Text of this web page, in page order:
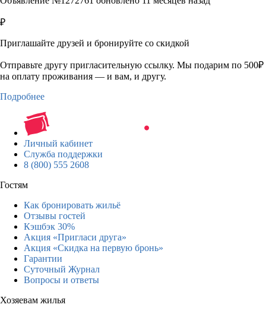
₽
Приглашайте друзей и бронируйте со скидкой
Отправьте другу пригласительную ссылку. Мы подарим по 500₽
на оплату проживания — и вам, и другу.
Подробнее
Личный кабинет
Служба поддержки
8 (800) 555 2608
Гостям
Как бронировать жильё
Отзывы гостей
Кэшбэк 30%
Акция «Пригласи друга»
Акция «Скидка на первую бронь»
Гарантии
Суточный Журнал
Вопросы и ответы
Хозяевам жилья